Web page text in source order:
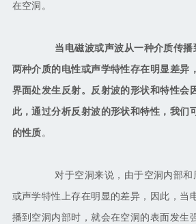
在空洞。
当电磁波或声波从一种介质传播
两种介质的电性或声学特性存在明显差异
界面处发生反射。反射波的形状和特性会
此，通过分析反射波的形状和特性，我们
的性质。
对于空洞来说，由于空洞内部和
或声学特性上存在明显的差异，因此，当
播到空洞内部时，就会在空洞的表面发生